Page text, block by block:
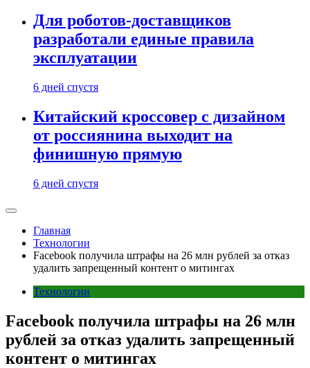
Для роботов-доставщиков
разработали единые правила
эксплуатации
6 дней спустя
Китайский кроссовер с дизайном
от россиянина выходит на
финишную прямую
6 дней спустя
Главная
Технологии
Facebook получила штрафы на 26 млн рублей за отказ
удалить запрещенный контент о митингах
Технологии
Facebook получила штрафы на 26 млн
рублей за отказ удалить запрещенный
контент о митингах